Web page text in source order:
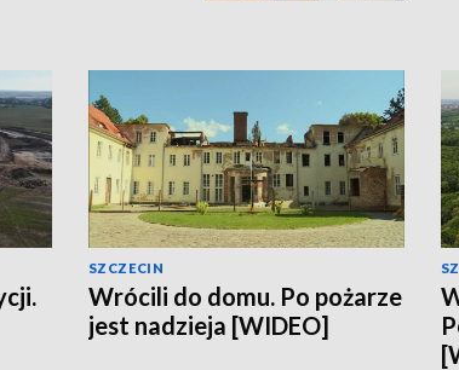
SZCZECIN
Wrócili do domu. Po pożarze
jest nadzieja [WIDEO]